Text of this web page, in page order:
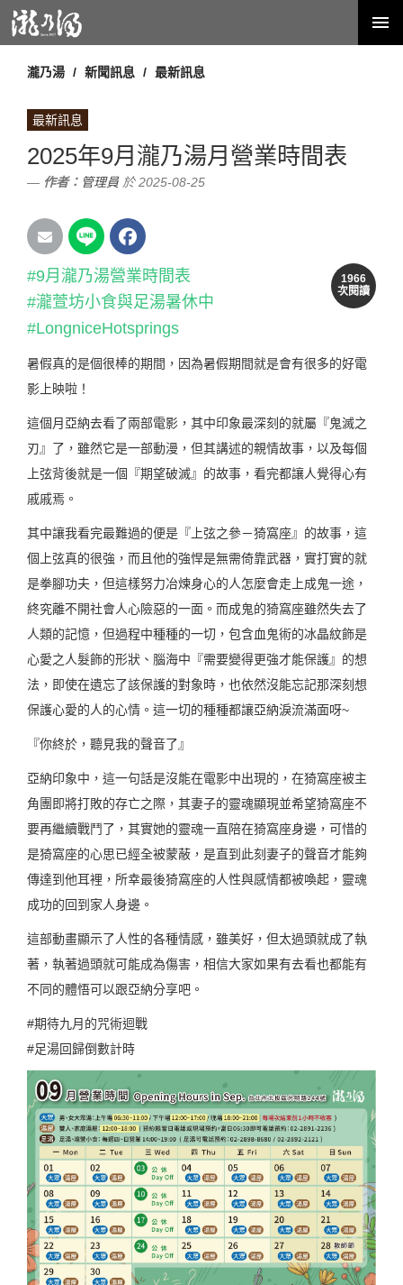
瀧乃湯 新聞訊息 最新訊息
最新訊息
2025年9月瀧乃湯月營業時間表
作者： 管理員 於 2025-08-25
1966
次閱讀
#9月瀧乃湯營業時間表
#瀧萱坊小食與足湯暑休中
#LongniceHotsprings
暑假真的是個很棒的期間，因為暑假期間就是會有很多的好電
影上映啦！
這個月亞納去看了兩部電影，其中印象最深刻的就屬『鬼滅之
刃』了，雖然它是一部動漫，但其講述的親情故事，以及每個
上弦背後就是一個『期望破滅』的故事，看完都讓人覺得心有
戚戚焉。
其中讓我看完最難過的便是『上弦之參－猗窩座』的故事，這
個上弦真的很強，而且他的強悍是無需倚靠武器，實打實的就
是拳腳功夫，但這樣努力冶煉身心的人怎麼會走上成鬼一途，
終究離不開社會人心險惡的一面。而成鬼的猗窩座雖然失去了
人類的記憶，但過程中種種的一切，包含血鬼術的冰晶紋飾是
心愛之人髮飾的形狀、腦海中『需要變得更強才能保護』的想
法，即使在遺忘了該保護的對象時，也依然沒能忘記那深刻想
保護心愛的人的心情。這一切的種種都讓亞納淚流滿面呀~
『你終於，聽見我的聲音了』
亞納印象中，這一句話是沒能在電影中出現的，在猗窩座被主
角團即將打敗的存亡之際，其妻子的靈魂顯現並希望猗窩座不
要再繼續戰鬥了，其實她的靈魂一直陪在猗窩座身邊，可惜的
是猗窩座的心思已經全被蒙蔽，是直到此刻妻子的聲音才能夠
傳達到他耳裡，所幸最後猗窩座的人性與感情都被喚起，靈魂
成功的回到家人身邊。
這部動畫顯示了人性的各種情感，雖美好，但太過頭就成了執
著，執著過頭就可能成為傷害，相信大家如果有去看也都能有
不同的體悟可以跟亞納分享吧。
#期待九月的咒術迴戰
#足湯回歸倒數計時